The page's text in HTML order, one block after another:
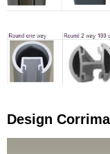
Design